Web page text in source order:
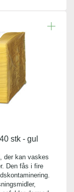
stk - gul
der kan vaskes
Den fås i fire